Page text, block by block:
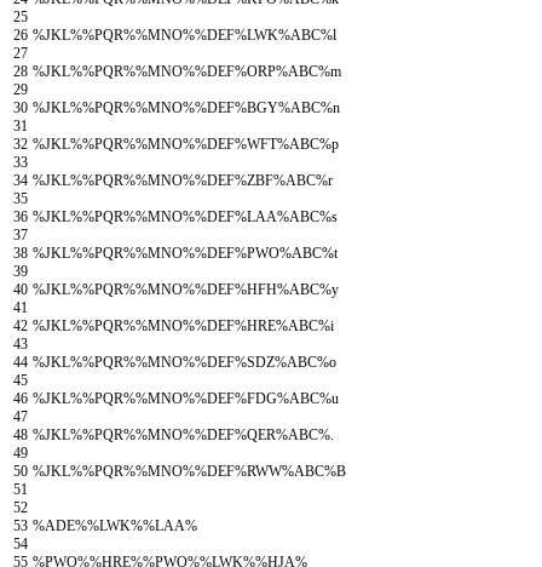
25
26
27
28
29
30
31
32
33
34
35
36
37
38
39
40
41
42
43
44
45
46
47
48
49
50
51
52
53
54
55
%JKL%%PQR%%MNO%%DEF%LWK%ABC%l
%JKL%%PQR%%MNO%%DEF%ORP%ABC%m
%JKL%%PQR%%MNO%%DEF%BGY%ABC%n
%JKL%%PQR%%MNO%%DEF%WFT%ABC%p
%JKL%%PQR%%MNO%%DEF%ZBF%ABC%r
%JKL%%PQR%%MNO%%DEF%LAA%ABC%s
%JKL%%PQR%%MNO%%DEF%PWO%ABC%t
%JKL%%PQR%%MNO%%DEF%HFH%ABC%y
%JKL%%PQR%%MNO%%DEF%HRE%ABC%i
%JKL%%PQR%%MNO%%DEF%SDZ%ABC%o
%JKL%%PQR%%MNO%%DEF%FDG%ABC%u
%JKL%%PQR%%MNO%%DEF%QER%ABC%.
%JKL%%PQR%%MNO%%DEF%RWW%ABC%B
%ADE%%LWK%%LAA%
%PWO%%HRE%%PWO%%LWK%%HJA%